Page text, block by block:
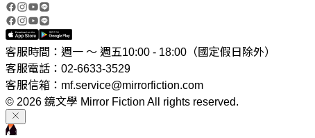
客服時間：週一 ～ 週五10:00 - 18:00（國定假日除外）
客服電話：02-6633-3529
客服信箱：mf.service@mirrorfiction.com
© 2026 鏡文學 Mirror Fiction All rights reserved.